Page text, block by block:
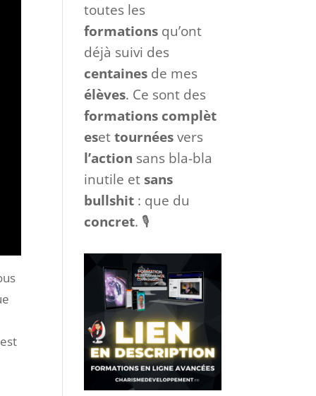
Vous voulez que je
vous aide ?
Ici, tu trouveras
toutes les
formationsqu’ont
déjà suivi des
centainesde mes
élèves. Ce sont des
formationscomplèt
esettournéesvers
l’actionsans bla-bla
bullshit
: que du
concret. 🎙